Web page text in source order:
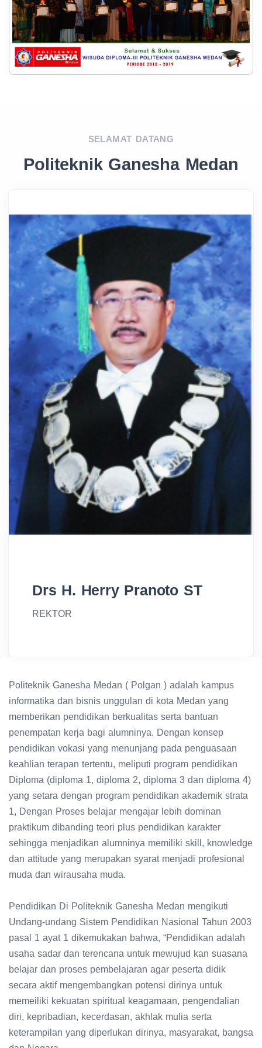
SELAMAT DATANG
Politeknik Ganesha Medan
Drs H. Herry Pranoto ST
REKTOR
Politeknik Ganesha Medan ( Polgan ) adalah kampus
informatika dan bisnis unggulan di kota Medan yang
memberikan pendidikan berkualitas serta bantuan
penempatan kerja bagi alumninya. Dengan konsep
pendidikan vokasi yang menunjang pada penguasaan
keahlian terapan tertentu, meliputi program pendidikan
Diploma (diploma 1, diploma 2, diploma 3 dan diploma 4)
yang setara dengan program pendidikan akademik strata
1, Dengan Proses belajar mengajar lebih dominan
praktikum dibanding teori plus pendidikan karakter
sehingga menjadikan alumninya memiliki skill, knowledge
dan attitude yang merupakan syarat menjadi profesional
muda dan wirausaha muda.
Pendidikan Di Politeknik Ganesha Medan mengikuti
Undang-undang Sistem Pendidikan Nasional Tahun 2003
pasal 1 ayat 1 dikemukakan bahwa, “Pendidikan adalah
usaha sadar dan terencana untuk mewujud kan suasana
belajar dan proses pembelajaran agar peserta didik
secara aktif mengembangkan potensi dirinya untuk
memeiliki kekuatan spiritual keagamaan, pengendalian
diri, kepribadian, kecerdasan, akhlak mulia serta
keterampilan yang diperlukan dirinya, masyarakat, bangsa